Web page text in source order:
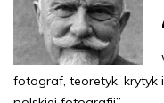
fotograf, teoretyk, krytyk